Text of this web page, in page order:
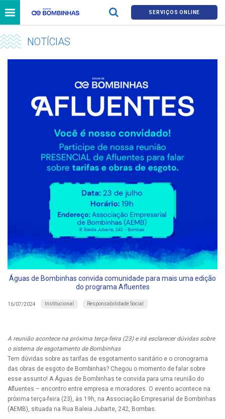
SERVIÇOS ONLINE
NOTÍCIAS
Águas de Bombinhas convida comunidade para mais uma edição
do programa Afluentes
16/07/2024 Institucional Responsabilidade Social
A reunião acontece na próxima terça-feira (23) e irá esclarecer dúvidas sobre
o sistema de esgotamento de Bombinhas
Tem dúvidas sobre as tarifas de esgotamento sanitário e o cronograma
das obras de esgoto de Bombinhas? Chegou o momento de falar sobre
esse assunto! A Águas de Bombinhas te convida para uma reunião do
Afluentes – encontro entre empresa e moradores. O evento acontece na
próxima terça-feira (23), às 19h, na Associação Empresarial de Bombinhas
(AEMB), situada na Rua Baleia Jubarte, 242, Bombas.